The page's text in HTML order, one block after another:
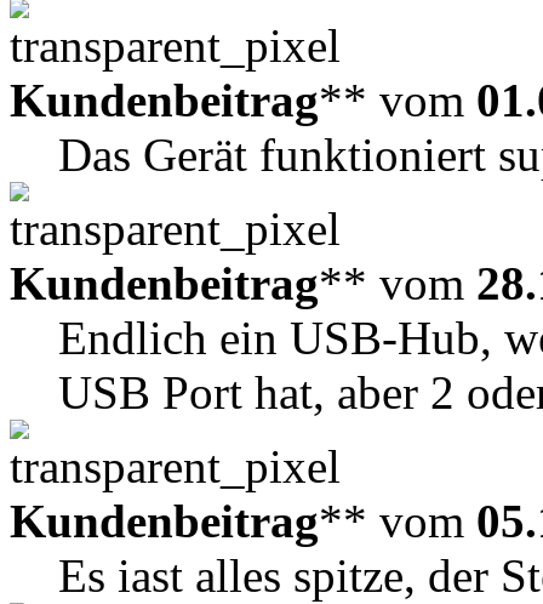
Kundenbeitrag** vom
Das Gerät funktioniert
Kundenbeitrag** vom
Endlich ein USB-Hub,
USB Port hat, aber 2
Kundenbeitrag** vom
Es iast alles spitze, der